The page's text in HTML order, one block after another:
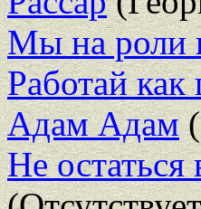
Мы на роли
Работай
Адам Адам
Не